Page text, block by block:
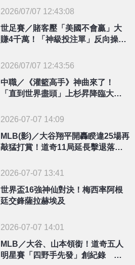
2026/07/07 12:43:08
世足賽／賭客壓「美國不會贏」大
賺4千萬！「神級投注單」反向操作
2026/07/07 12:43:56
中職／《灌籃高手》神曲來了！
「直到世界盡頭」上杉昇降臨大巨
2026-07-07 14:09
MLB(影)／大谷翔平開轟睽違25場再
敲猛打賞！道奇11局延長擊退落磯
2026-07-07 13:41
世界盃16強神仙對決！梅西率阿根
廷交鋒薩拉赫埃及
2026-07-07 14:01
MLB／大谷、山本領銜！道奇五人
明星賽「四野手先發」創紀錄 主